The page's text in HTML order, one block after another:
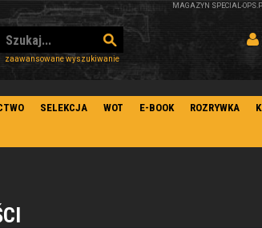
zaawansowane wyszukiwanie
MAGAZYN SPECIAL-
SELEKCJA WOT E-BOOK ROZRYWKA